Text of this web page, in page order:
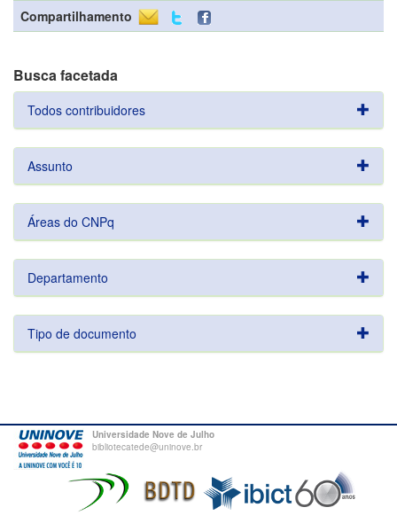
Compartilhamento
Busca facetada
Todos contribuidores
Assunto
Áreas do CNPq
Departamento
Tipo de documento
Universidade Nove de Julho
bibliotecatede@uninove.br